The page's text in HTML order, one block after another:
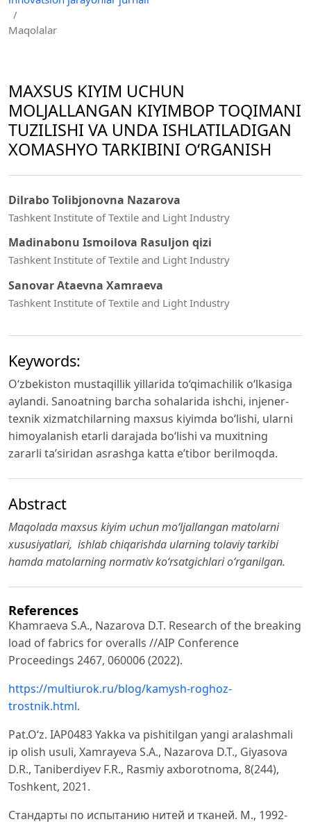
/
Maqolalar
MAXSUS KIYIM UCHUN
MOLJALLANGAN KIYIMBOP TOQIMANI
TUZILISHI VA UNDA ISHLATILADIGAN
XOMASHYO TARKIBINI O‘RGANISH
Dilrabo Tolibjonovna Nazarova
Tashkent Institute of Textile and Light Industry
Madinabonu Ismoilova Rasuljon qizi
Tashkent Institute of Textile and Light Industry
Sanovar Ataevna Xamraeva
Tashkent Institute of Textile and Light Industry
Keywords:
O‘zbekiston mustaqillik yillarida to‘qimachilik o‘lkasiga
aylandi. Sanoatning barcha sohalarida ishchi, injener-
texnik xizmatchilarning maxsus kiyimda bo‘lishi, ularni
himoyalanish еtarli darajada bo‘lishi va muxitning
zararli ta’siridan asrashga katta e’tibor berilmoqda.
Abstract
Maqolada maxsus kiyim uchun mo‘ljallangan matolarni
xususiyatlari, ishlab chiqarishda ularning tolaviy tarkibi
hamda matolarning normativ ko‘rsatgichlari o‘rganilgan.
References
Khamraeva S.A., Nazarova D.T. Research of the breaking
load of fabrics for overalls //AIP Conference
Proceedings 2467, 060006 (2022).
https://multiurok.ru/blog/kamysh-roghoz-
trostnik.html.
Pat.O‘z. IAP0483 Yakka va pishitilgan yangi aralashmali
ip olish usuli, Xamrayeva S.A., Nazarova D.T., Giyasova
D.R., Taniberdiyev F.R., Rasmiy axborotnoma, 8(244),
Toshkent, 2021.
Стандарты по испытанию нитей и тканей. М., 1992-